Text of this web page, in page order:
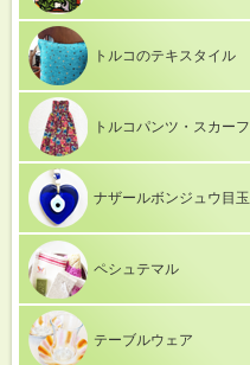
トルコのテキスタイル
トルコパンツ・スカーフ
ナザールボンジュウ目玉
ペシュテマル
テーブルウェア